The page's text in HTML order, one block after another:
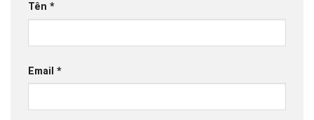
Tên *
Email *